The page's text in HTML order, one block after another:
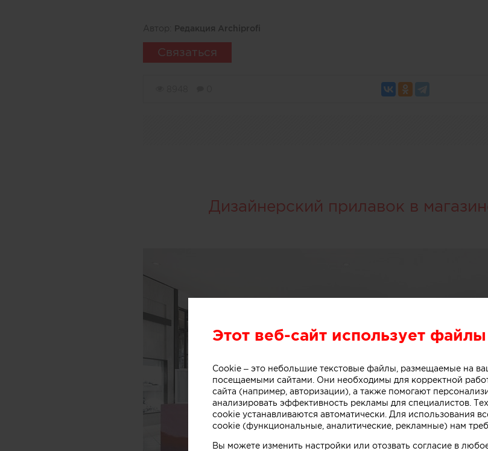
Автор: Редакция Archiprofi
Связаться
Дизайнерский прилавок в
Этот веб-сайт использует
Cookie – это небольшие текстовые файлы, размещаемые на
посещаемыми сайтами. Они необходимы для корректной
сайта (например, авторизации), а также помогают
анализировать эффективность рекламы для специалистов.
cookie устанавливаются автоматически. Для использования
cookie (функциональные, аналитические, рекламные) нам
Вы можете изменить настройки или отозвать согласие в